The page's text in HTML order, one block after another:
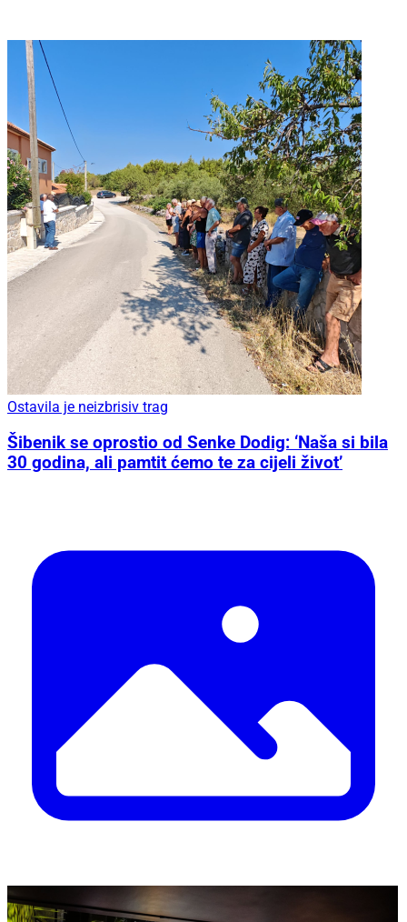
Ostavila je neizbrisiv trag
Šibenik se oprostio od Senke Dodig: ‘Naša si bila
30 godina, ali pamtit ćemo te za cijeli život’